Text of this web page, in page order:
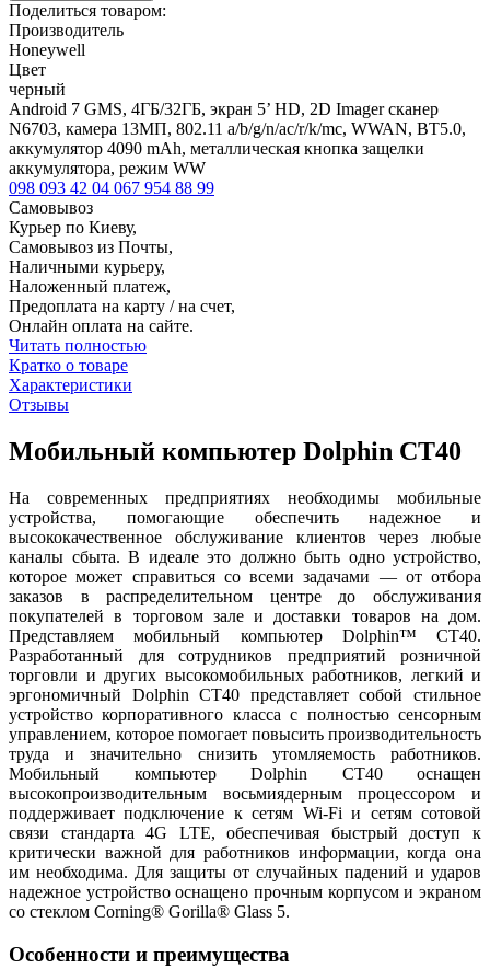
Поделиться товаром:
Производитель
Honeywell
Цвет
черный
Android 7 GMS, 4ГБ/32ГБ, экран 5’ HD, 2D Imager сканер
N6703, камера 13МП, 802.11 a/b/g/n/ac/r/k/mc, WWAN, BT5.0,
аккумулятор 4090 mAh, металлическая кнопка защелки
аккумулятора, режим WW
098 093 42 04 067 954 88 99
Самовывоз
Курьер по Киеву,
Самовывоз из Почты,
Наличными курьеру,
Наложенный платеж,
Предоплата на карту / на счет,
Онлайн оплата на сайте.
Читать полностью
Кратко о товаре
Характеристики
Отзывы
Мобильный компьютер Dolphin CT40
На современных предприятиях необходимы мобильные
устройства, помогающие обеспечить надежное и
высококачественное обслуживание клиентов через любые
каналы сбыта. В идеале это должно быть одно устройство,
которое может справиться со всеми задачами — от отбора
заказов в распределительном центре до обслуживания
покупателей в торговом зале и доставки товаров на дом.
Представляем мобильный компьютер Dolphin™ CT40.
Разработанный для сотрудников предприятий розничной
торговли и других высокомобильных работников, легкий и
эргономичный Dolphin CT40 представляет собой стильное
устройство корпоративного класса с полностью сенсорным
управлением, которое помогает повысить производительность
труда и значительно снизить утомляемость работников.
Мобильный компьютер Dolphin CT40 оснащен
высокопроизводительным восьмиядерным процессором и
поддерживает подключение к сетям Wi-Fi и сетям сотовой
связи стандарта 4G LTE, обеспечивая быстрый доступ к
критически важной для работников информации, когда она
им необходима. Для защиты от случайных падений и ударов
надежное устройство оснащено прочным корпусом и экраном
со стеклом Corning® Gorilla® Glass 5.
Особенности и преимущества